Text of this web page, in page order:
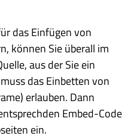
das Einfügen von
können Sie überall im
aus der Sie ein
das Einbetten von
erlauben. Dann
Embed-Code
ein.